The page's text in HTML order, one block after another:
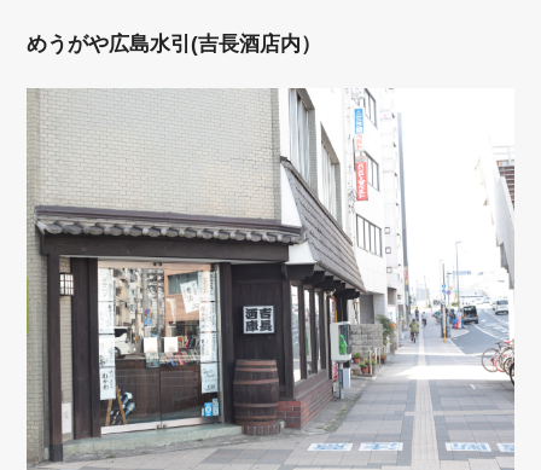
めうがや広島水引(吉長酒店内）